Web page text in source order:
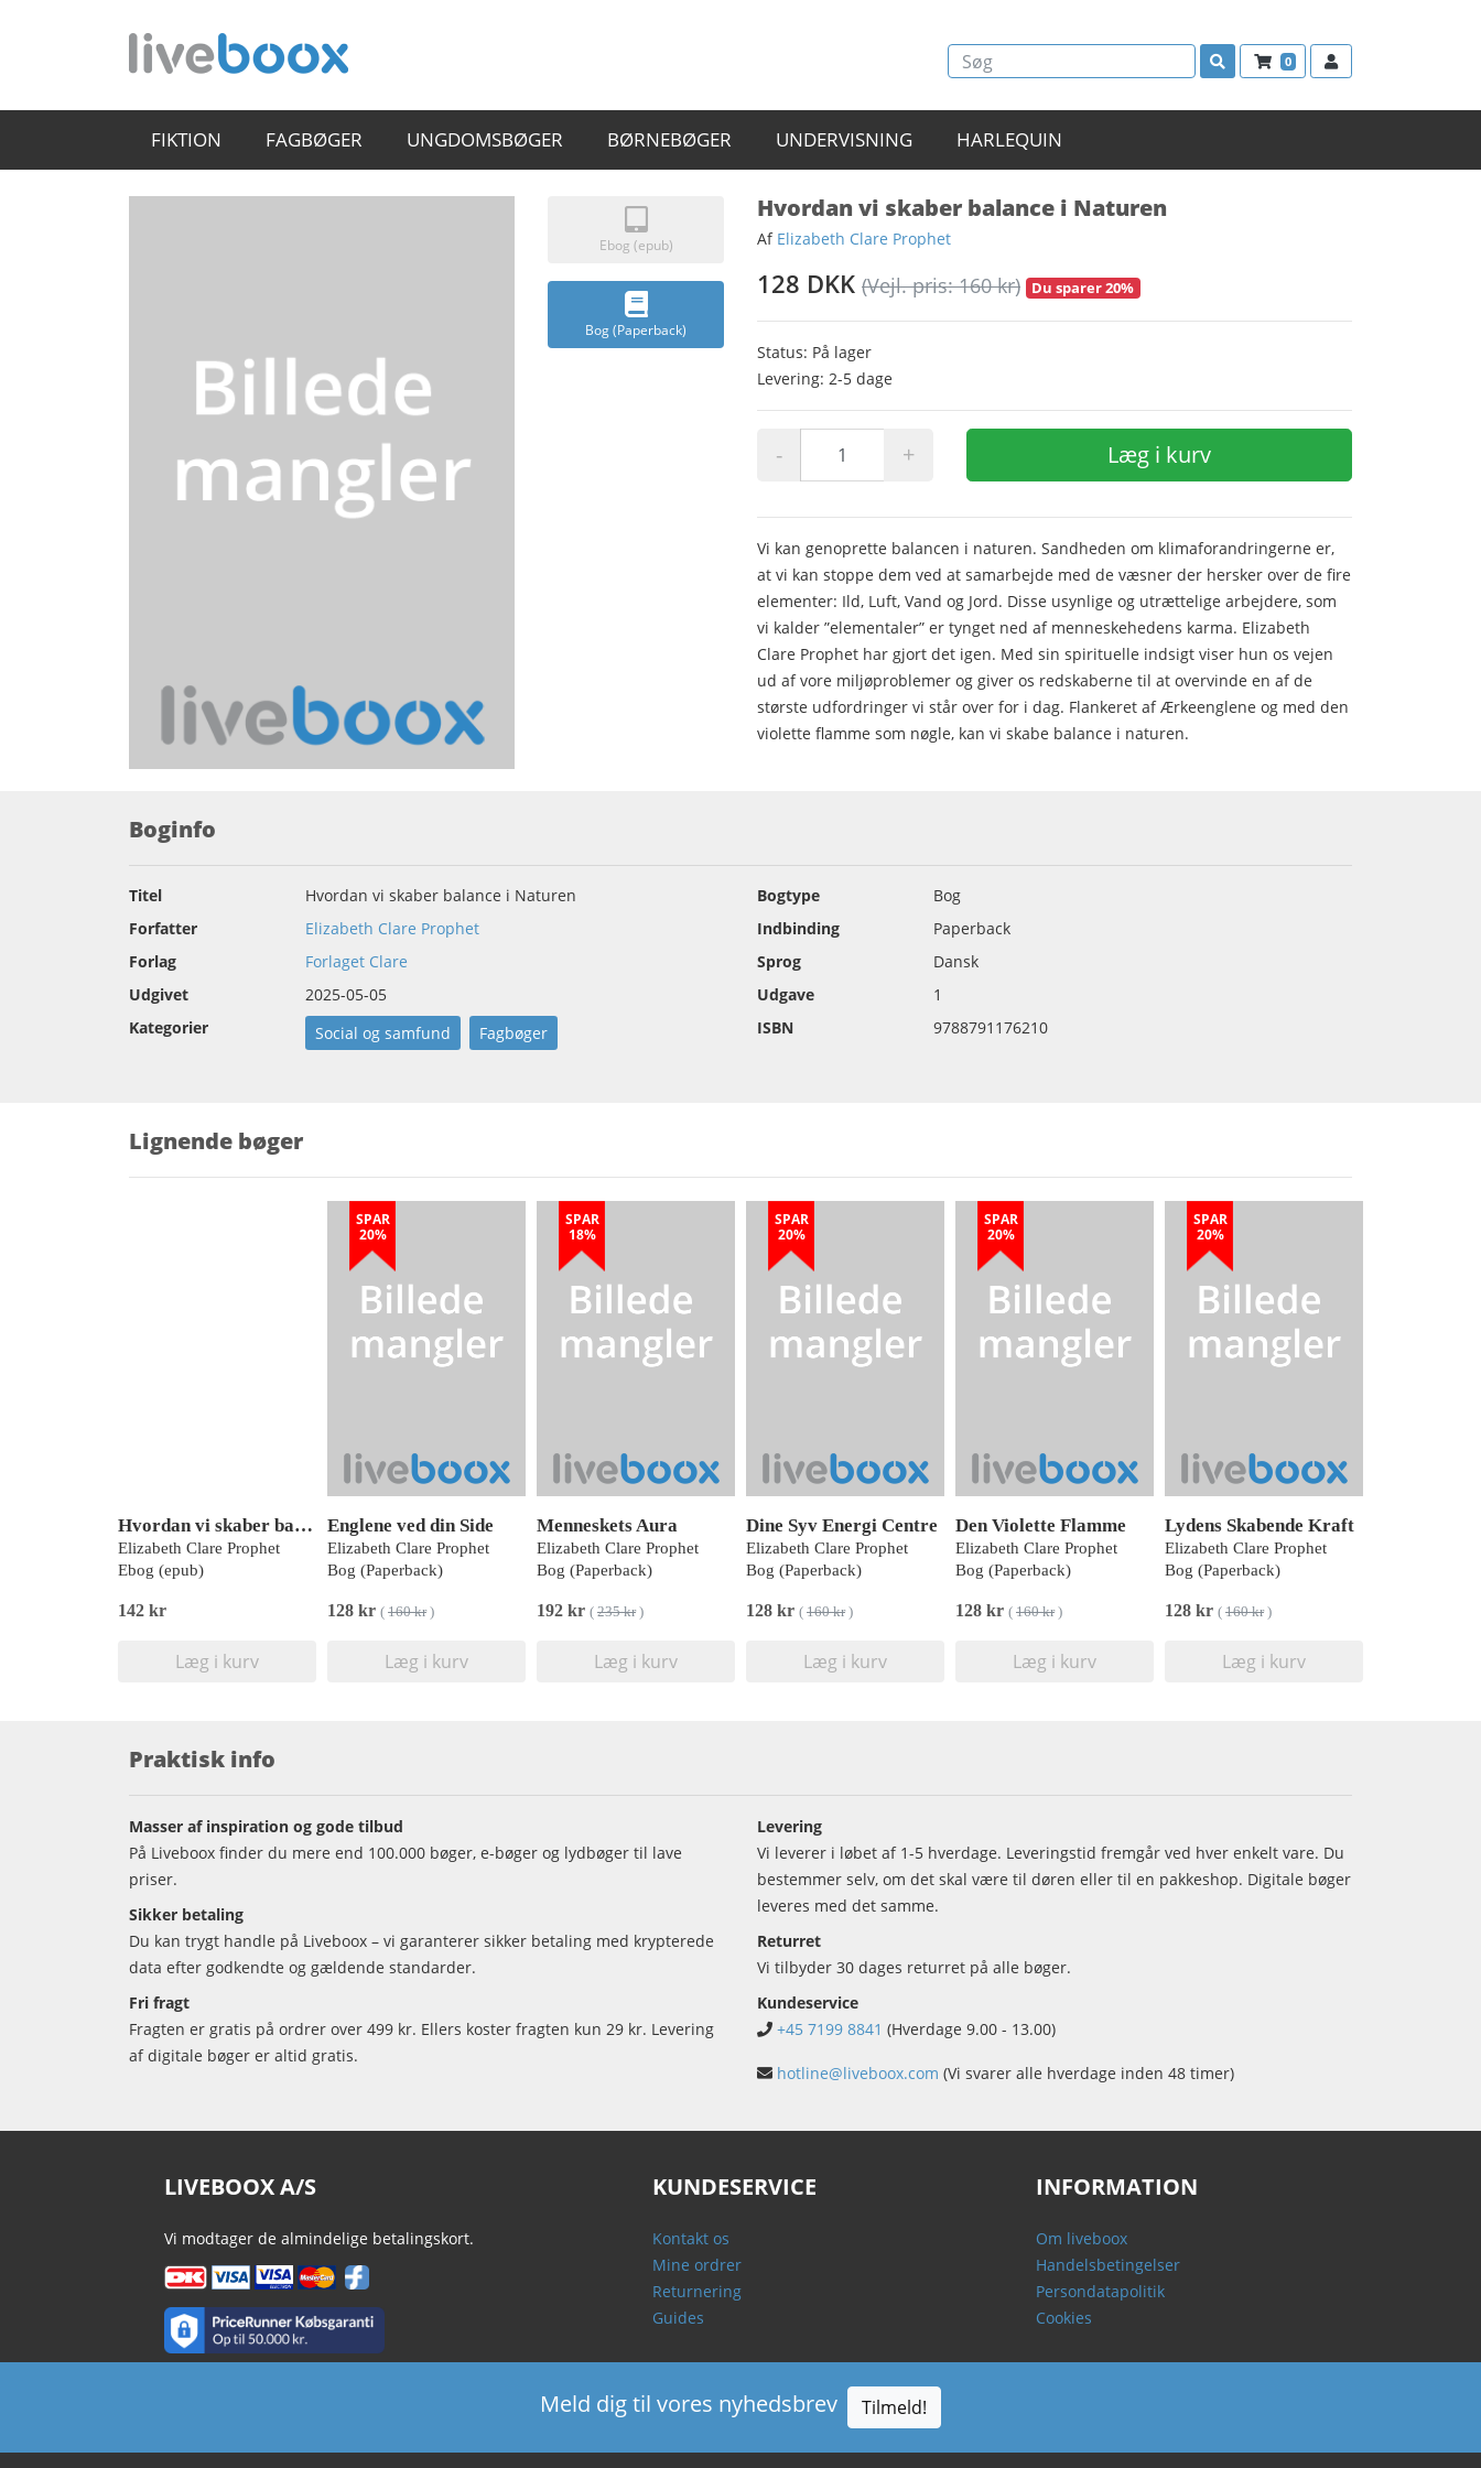
0
FIKTION FAGBØGER UNGDOMSBØGER BØRNEBØGER UNDERVISNING HARLEQUIN
Ebog (epub)
Bog (Paperback)
Hvordan vi skaber balance i Naturen
Af Elizabeth Clare Prophet
128 DKK (Vejl. pris: 160 kr) Du sparer 20%
Status: På lager
Levering: 2-5 dage
- + Læg i kurv
Vi kan genoprette balancen i naturen. Sandheden om klimaforandringerne er,
at vi kan stoppe dem ved at samarbejde med de væsner der hersker over de fire
elementer: Ild, Luft, Vand og Jord. Disse usynlige og utrættelige arbejdere, som
vi kalder ”elementaler” er tynget ned af menneskehedens karma. Elizabeth
Clare Prophet har gjort det igen. Med sin spirituelle indsigt viser hun os vejen
ud af vore miljøproblemer og giver os redskaberne til at overvinde en af de
største udfordringer vi står over for i dag. Flankeret af Ærkeenglene og med den
violette flamme som nøgle, kan vi skabe balance i naturen.
Boginfo
Titel
Hvordan vi skaber balance i Naturen
Forfatter
Elizabeth Clare Prophet
Forlag
Forlaget Clare
Udgivet
2025-05-05
Kategorier
Social og samfund Fagbøger
Bogtype
Bog
Indbinding
Paperback
Sprog
Dansk
Udgave
1
ISBN
9788791176210
Lignende bøger
Hvordan vi skaber balance i Naturen
Elizabeth Clare Prophet
Ebog (epub)
142 kr
Læg i kurv
SPAR
20%
Englene ved din Side
Elizabeth Clare Prophet
Bog (Paperback)
128 kr ( 160 kr)
Læg i kurv
SPAR
18%
Menneskets Aura
Elizabeth Clare Prophet
Bog (Paperback)
192 kr ( 235 kr)
Læg i kurv
SPAR
20%
Dine Syv Energi Centre
Elizabeth Clare Prophet
Bog (Paperback)
128 kr ( 160 kr)
Læg i kurv
SPAR
20%
Den Violette Flamme
Elizabeth Clare Prophet
Bog (Paperback)
128 kr ( 160 kr)
Læg i kurv
SPAR
20%
Lydens Skabende Kraft
Elizabeth Clare Prophet
Bog (Paperback)
128 kr ( 160 kr)
Læg i kurv
Praktisk info
Masser af inspiration og gode tilbud
På Liveboox finder du mere end 100.000 bøger, e-bøger og lydbøger til lave
priser.
Sikker betaling
Du kan trygt handle på Liveboox – vi garanterer sikker betaling med krypterede
data efter godkendte og gældende standarder.
Fri fragt
Fragten er gratis på ordrer over 499 kr. Ellers koster fragten kun 29 kr. Levering
af digitale bøger er altid gratis.
Levering
Vi leverer i løbet af 1-5 hverdage. Leveringstid fremgår ved hver enkelt vare. Du
bestemmer selv, om det skal være til døren eller til en pakkeshop. Digitale bøger
leveres med det samme.
Returret
Vi tilbyder 30 dages returret på alle bøger.
Kundeservice
+45 7199 8841 (Hverdage 9.00 - 13.00)
hotline@liveboox.com (Vi svarer alle hverdage inden 48 timer)
LIVEBOOX A/S
Vi modtager de almindelige betalingskort.
KUNDESERVICE
Kontakt os
Mine ordrer
Returnering
Guides
INFORMATION
Om liveboox
Handelsbetingelser
Persondatapolitik
Cookies
Meld dig til vores nyhedsbrev Tilmeld!